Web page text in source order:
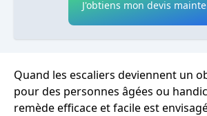
J'obtiens mon devis
Quand les escaliers deviennent un
pour des personnes âgées ou
remède efficace et facile est